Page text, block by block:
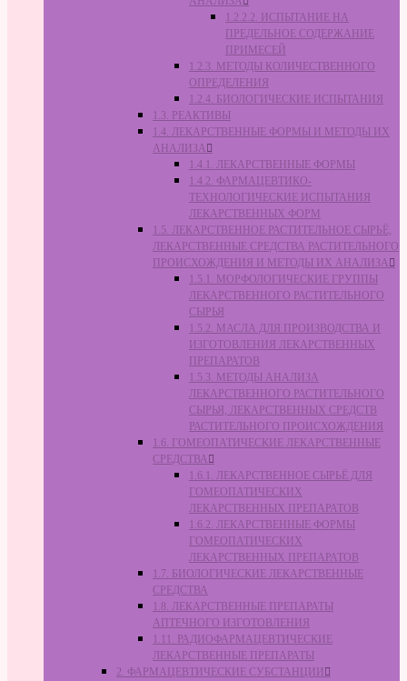
1.2.2.2. ИСПЫТАНИЕ НА
ПРЕДЕЛЬНОЕ СОДЕРЖАНИЕ
ПРИМЕСЕЙ
1.2.3. МЕТОДЫ КОЛИЧЕСТВЕННОГО
ОПРЕДЕЛЕНИЯ
1.2.4. БИОЛОГИЧЕСКИЕ ИСПЫТАНИЯ
1.3. РЕАКТИВЫ
1.4. ЛЕКАРСТВЕННЫЕ ФОРМЫ И МЕТОДЫ ИХ
АНАЛИЗА
1.4.1. ЛЕКАРСТВЕННЫЕ ФОРМЫ
1.4.2. ФАРМАЦЕВТИКО-
ТЕХНОЛОГИЧЕСКИЕ ИСПЫТАНИЯ
ЛЕКАРСТВЕННЫХ ФОРМ
1.5. ЛЕКАРСТВЕННОЕ РАСТИТЕЛЬНОЕ СЫРЬЁ,
ЛЕКАРСТВЕННЫЕ СРЕДСТВА РАСТИТЕЛЬНОГО
ПРОИСХОЖДЕНИЯ И МЕТОДЫ ИХ АНАЛИЗА
1.5.1. МОРФОЛОГИЧЕСКИЕ ГРУППЫ
ЛЕКАРСТВЕННОГО РАСТИТЕЛЬНОГО
СЫРЬЯ
1.5.2. МАСЛА ДЛЯ ПРОИЗВОДСТВА И
ИЗГОТОВЛЕНИЯ ЛЕКАРСТВЕННЫХ
ПРЕПАРАТОВ
1.5.3. МЕТОДЫ АНАЛИЗА
ЛЕКАРСТВЕННОГО РАСТИТЕЛЬНОГО
СЫРЬЯ, ЛЕКАРСТВЕННЫХ СРЕДСТВ
РАСТИТЕЛЬНОГО ПРОИСХОЖДЕНИЯ
1.6. ГОМЕОПАТИЧЕСКИЕ ЛЕКАРСТВЕННЫЕ
СРЕДСТВА
1.6.1. ЛЕКАРСТВЕННОЕ СЫРЬЁ ДЛЯ
ГОМЕОПАТИЧЕСКИХ
ЛЕКАРСТВЕННЫХ ПРЕПАРАТОВ
1.6.2. ЛЕКАРСТВЕННЫЕ ФОРМЫ
ГОМЕОПАТИЧЕСКИХ
ЛЕКАРСТВЕННЫХ ПРЕПАРАТОВ
1.7. БИОЛОГИЧЕСКИЕ ЛЕКАРСТВЕННЫЕ
СРЕДСТВА
1.8. ЛЕКАРСТВЕННЫЕ ПРЕПАРАТЫ
АПТЕЧНОГО ИЗГОТОВЛЕНИЯ
1.11. РАДИОФАРМАЦЕВТИЧЕСКИЕ
ЛЕКАРСТВЕННЫЕ ПРЕПАРАТЫ
2. ФАРМАЦЕВТИЧЕСКИЕ СУБСТАНЦИИ